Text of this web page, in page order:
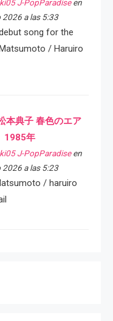
J-PopParadiseen
2026 a las 5:33
song for the
/ Haruiro
本典子 春色のエア
年
J-PopParadiseen
2026 a las 5:23
/ haruiro